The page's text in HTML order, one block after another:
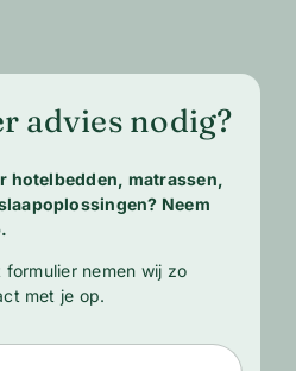
advies nodig?
hotelbedden, matrassen,
Neem
nemen wij zo
met je op.